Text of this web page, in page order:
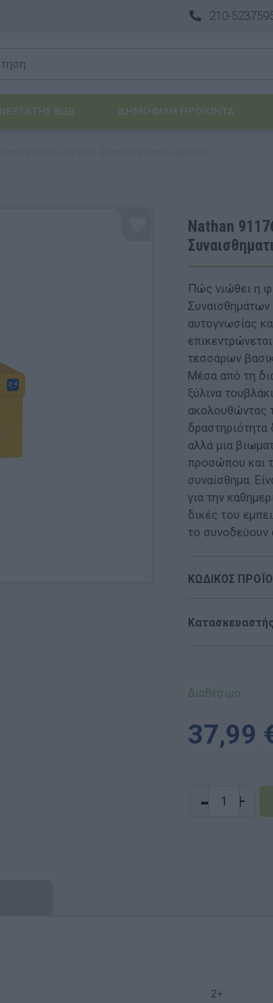
210-
Βασικός εξοπλισμός & Μονάδες
Συνθέσεις Παιδικής Χαράς για ΑμεΑ
B2B ΔΗΜΟΦΙΛΉ ΠΡΟΪΌΝΤΑ
Nathan
Πώς νιώθει η
Συναισθημάτων
αυτογνωσίας
τεσσάρων
Μέσα από τη
ξύλινα
ακολουθώντας
δραστηριότητα
αλλά μια
προσώπου και
συναίσθημα.
για την
δικές του
το συνοδεύουν
ΚΩΔΙΚΟΣ
Διαθέσιμο
37,99
- +
2+